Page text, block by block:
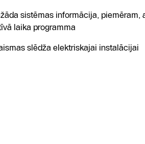
sistēmas informācija, piemēram,
laika programma
slēdža elektriskajai instalācijai